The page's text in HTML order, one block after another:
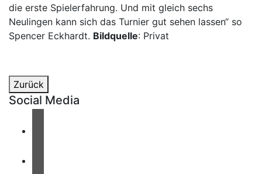
die erste Spielerfahrung. Und mit gleich sechs
Neulingen kann sich das Turnier gut sehen lassen“ so
Spencer Eckhardt. Bildquelle: Privat
Zurück
Social Media